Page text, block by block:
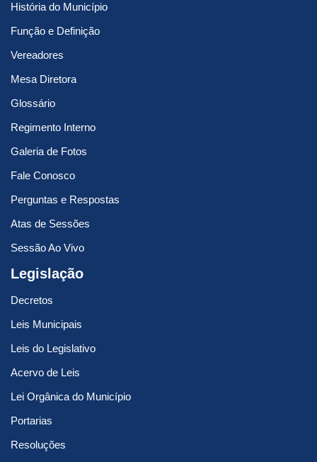
História do Município
Função e Definição
Vereadores
Mesa Diretora
Glossário
Regimento Interno
Galeria de Fotos
Fale Conosco
Perguntas e Respostas
Atas de Sessões
Sessão Ao Vivo
Legislação
Decretos
Leis Municipais
Leis do Legislativo
Acervo de Leis
Lei Orgânica do Município
Portarias
Resoluções